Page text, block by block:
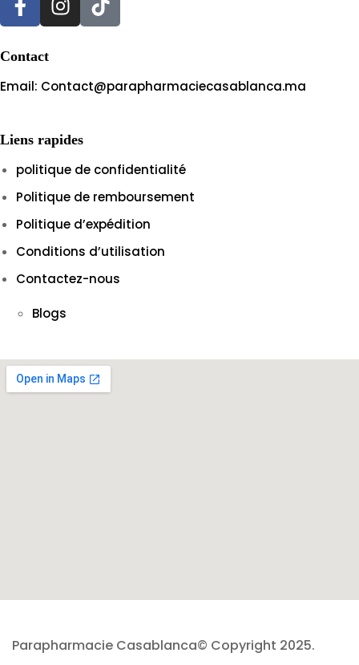
Contact
Email: Contact@parapharmaciecasablanca.ma
Liens rapides
politique de confidentialité
Politique de remboursement
Politique d’expédition
Conditions d’utilisation
Contactez-nous
Blogs
Parapharmacie Casablanca© Copyright 2025.